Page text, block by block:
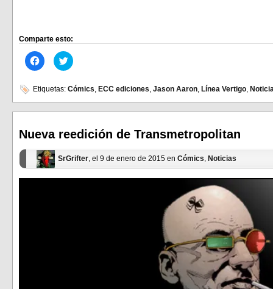
Comparte esto:
Haz
clic
en
Facebook
(Se
abre
ventana
nueva)
Haz
clic
en
(Se
abre
ventana
nueva)
Etiquetas: Cómics, ECC ediciones, Jason Aaron, Línea Vertigo,
Nueva reedición de Transmetropolitan
SrGrifter, el 9 de enero de 2015 en Cómics, Noticias